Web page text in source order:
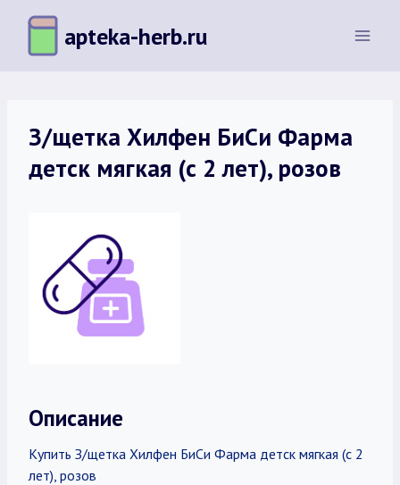
Перейти
содержимому
apteka-herb.ru
З/щетка Хилфен БиСи Фарма
детск мягкая (с 2 лет), розов
Описание
Купить З/щетка Хилфен БиСи Фарма детск мягкая (с 2
лет), розов